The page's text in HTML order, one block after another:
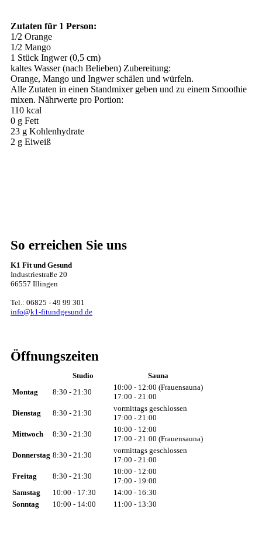
Zutaten für 1 Person:
1/2 Orange
1/2 Mango
1 Stück Ingwer (0,5 cm)
kaltes Wasser (nach Belieben) Zubereitung:
Orange, Mango und Ingwer schälen und würfeln.
Alle Zutaten in einen Standmixer geben und zu einem Smoothie
mixen. Nährwerte pro Portion:
110 kcal
0 g Fett
23 g Kohlenhydrate
2 g Eiweiß
So erreichen Sie uns
K1 Fit und Gesund
Industriestraße 20
66557 Illingen
Tel.: 06825 - 49 99 301
info@k1-fitundgesund.de
Öffnungszeiten
Studio
Sauna
Montag
8:30 - 21:30
10:00 - 12:00 (Frauensauna)
17:00 - 21:00
Dienstag
8:30 - 21:30
vormittags geschlossen
17:00 - 21:00
Mittwoch
8:30 - 21:30
10:00 - 12:00
17:00 - 21:00 (Frauensauna)
Donnerstag 8:30 - 21:30
vormittags geschlossen
17:00 - 21:00
Freitag
8:30 - 21:30
10:00 - 12:00
17:00 - 19:00
Samstag
10:00 - 17:30
14:00 - 16:30
Sonntag
10:00 - 14:00 11:00 - 13:30